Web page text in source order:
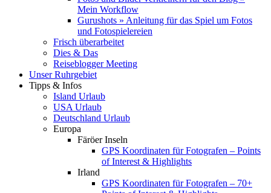
Mein Workflow
Gurushots » Anleitung für das Spiel um Fotos
und Fotospielereien
Frisch überarbeitet
Dies & Das
Reiseblogger Meeting
Unser Ruhrgebiet
Tipps & Infos
Island Urlaub
USA Urlaub
Deutschland Urlaub
Europa
Färöer Inseln
GPS Koordinaten für Fotografen – Points
of Interest & Highlights
Irland
GPS Koordinaten für Fotografen – 70+